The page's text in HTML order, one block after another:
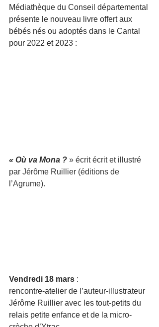
Médiathèque du Conseil départemental
présente le nouveau livre offert aux
bébés nés ou adoptés dans le Cantal
pour 2022 et 2023 :
« Où va Mona ? » écrit écrit et illustré
par Jérôme Ruillier (éditions de
l’Agrume).
Vendredi 18 mars :
rencontre-atelier de l’auteur-illustrateur
Jérôme Ruillier avec les tout-petits du
relais petite enfance et de la micro-